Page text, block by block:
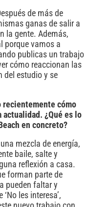
de más de
ganas de salir a
la gente. Además,
porque vamos a
publicas un trabajo
cómo reaccionan las
del estudio y se
recientemente cómo
¿Qué es lo
en concreto?
mezcla de energía,
baile, salte y
reflexión a casa.
forman parte de
pueden faltar y
les interesa’,